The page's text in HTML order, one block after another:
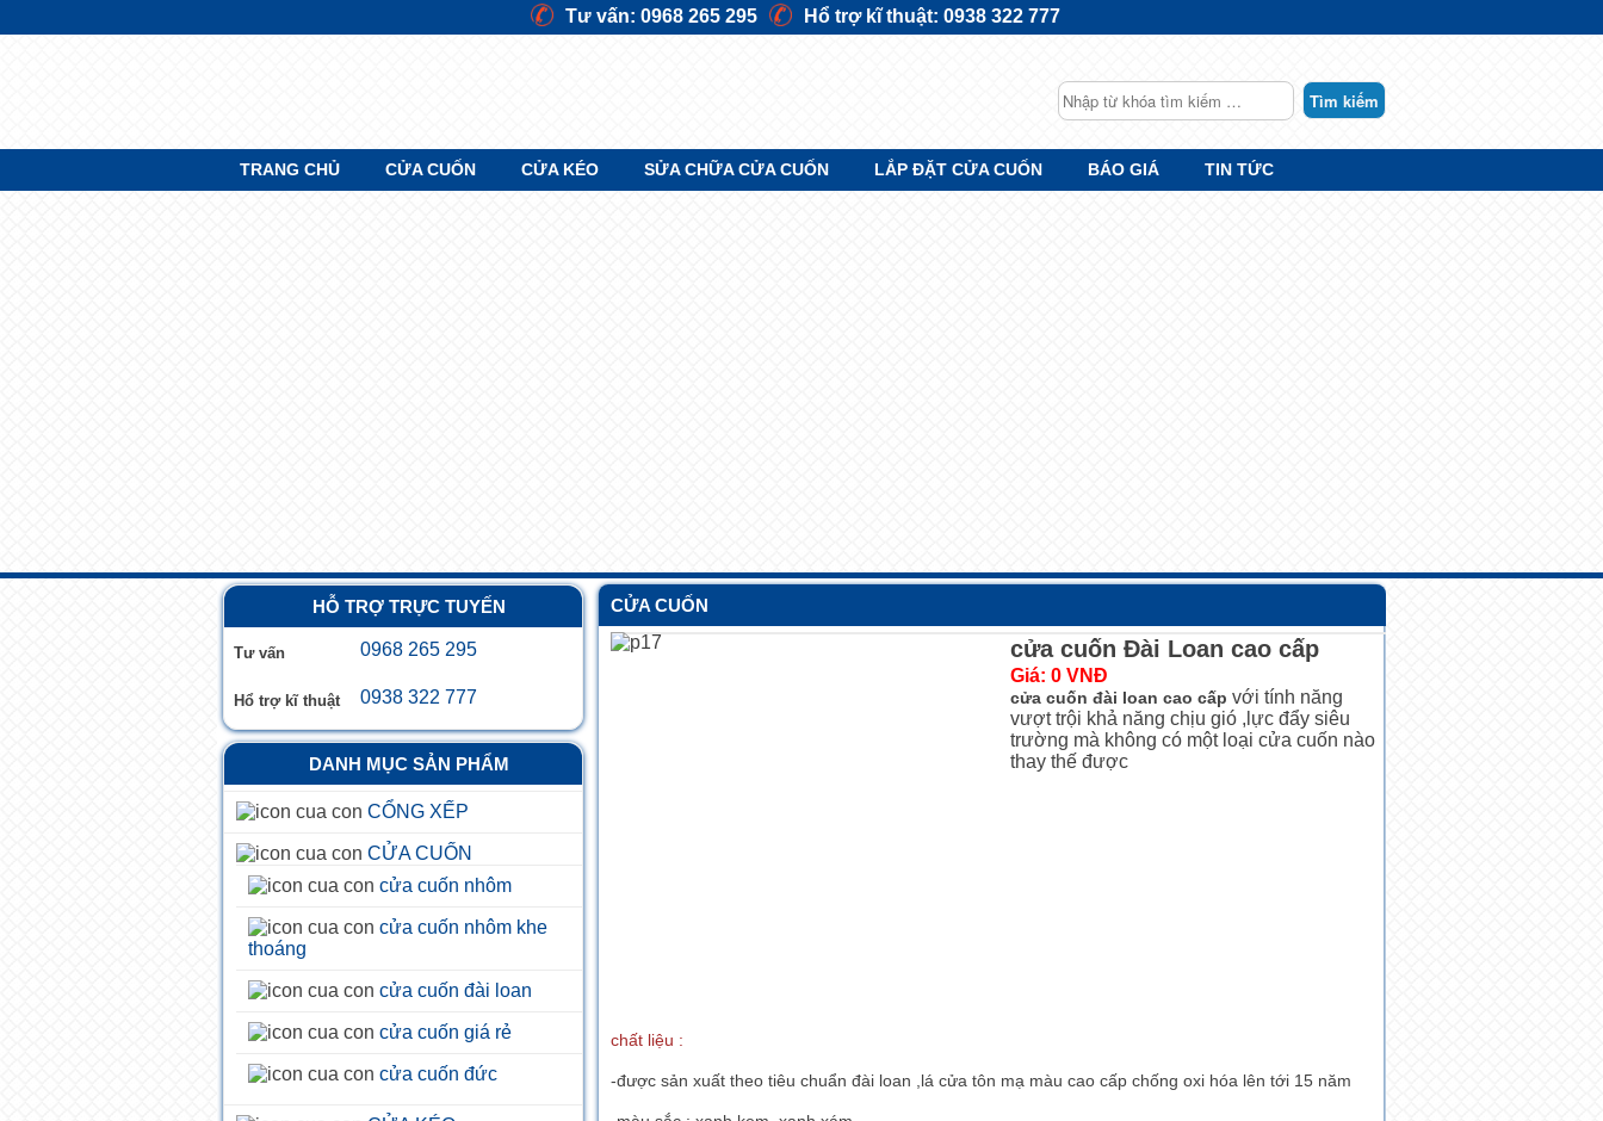
Tư vấn: 0968 265 295 Hổ trợ kĩ thuật: 0938 322 777
Search
SKIP TO CONTENT
TRANG CHỦ CỬA CUỐN CỬA KÉO SỬA CHỮA CỬA CUỐN LẮP ĐẶT CỬA CUỐN BÁO GIÁ TIN TỨC
CỬA CUỐN
cửa cuốn Đài Loan cao cấp
Giá: 0 VNĐ
cửa cuốn đài loan cao cấp với tính năng
vượt trội khả năng chịu gió ,lực đẩy siêu
trường mà không có một loại cửa cuốn nào
thay thế được
chất liệu :
-được sản xuất theo tiêu chuẩn đài loan ,lá cửa tôn mạ màu cao cấp chống oxi hóa lên tới 15 năm
HỖ TRỢ TRỰC TUYẾN
Tư vấn 0968 265 295
Hổ trợ kĩ thuật 0938 322 777
DANH MỤC SẢN PHẨM
CỔNG XẾP
CỬA CUỐN
cửa cuốn nhôm
cửa cuốn nhôm khe
thoáng
cửa cuốn đài loan
cửa cuốn giá rẻ
cửa cuốn đức